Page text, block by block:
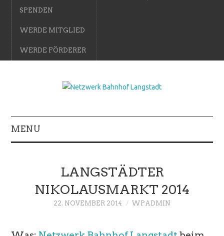
SPENDEN
WERDE MITGLIED
WERDE FÖRDERER
MENU
LANGSTÄDTER
NIKOLAUSMARKT 2014
22. NOVEMBER 2014 WPADMIN